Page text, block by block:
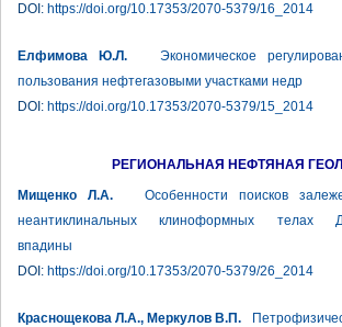
DOI: https://doi.org/10.17353/2070-5379/16_2014
Елфимова Ю.Л. Экономическое
пользования нефтегазовыми участками недр
DOI: https://doi.org/10.17353/2070-5379/15_2014
РЕГИОНАЛЬНАЯ НЕФТЯНАЯ
Мищенко Л.А.Особенности поисков
неантиклинальных клиноформных телах
впадины
DOI: https://doi.org/10.17353/2070-5379/26_2014
Краснощекова Л.А., Меркулов В.П.